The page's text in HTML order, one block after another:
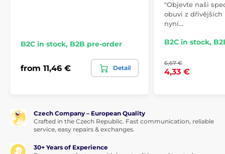
B2C in stock, B2B pre-order
from 11,46 € Detail
"Objevte naši
obuvi z dřívějších
nyní…
B2C in stock,
6,67 €
4,33 €
Czech Company – European Quality
Crafted in the Czech Republic. Fast communication, reliable
service, easy repairs & exchanges.
30+ Years of Experience